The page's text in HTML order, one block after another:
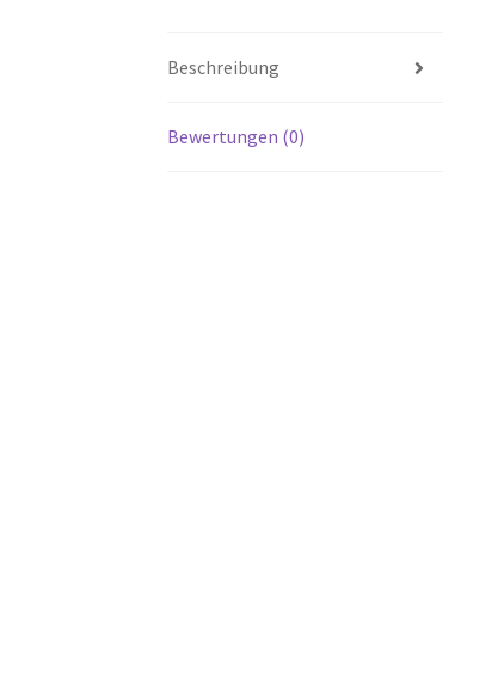
Beschreibung
Bewertungen (0)